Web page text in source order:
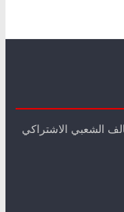
الشعبي الاشتراكي